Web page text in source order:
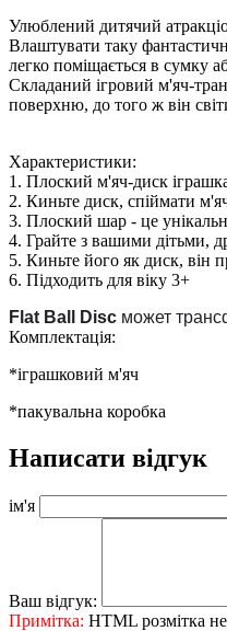
Улюблений дитячий
Влаштувати таку
легко поміщається в сумку
Складаний ігровий м'яч-
поверхню, до того ж він
Характеристики:
1. Плоский м'яч-диск
2. Киньте диск, спіймати
3. Плоский шар - це
4. Грайте з вашими дітьми,
5. Киньте його як диск, він
6. Підходить для віку 3+
Flat Ball Disc может
Комплектація:
*іграшковий м'яч
*пакувальна коробка
Написати відгук
ім'я
Ваш відгук:
Примітка: HTML розмітка